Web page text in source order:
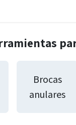
Brocas
anulares